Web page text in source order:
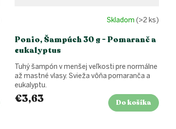
Ponio, Šampúch 30 g - Pomaranč a
eukalyptus
Skladom (>2 ks)
€3,63 Do košíka
Tuhý šampón v menšej veľkosti pre normálne
až mastné vlasy. Svieža vôňa pomaranča a
eukalyptu.